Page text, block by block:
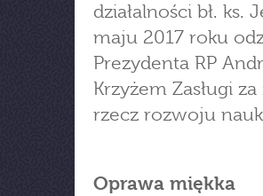
działalności bł. ks.
maju 2017 roku
Prezydenta RP
Krzyżem Zasługi
rzecz rozwoju
Oprawa miękka